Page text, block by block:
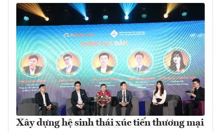
Xây dựng hệ sinh thái xúc tiến thương mại